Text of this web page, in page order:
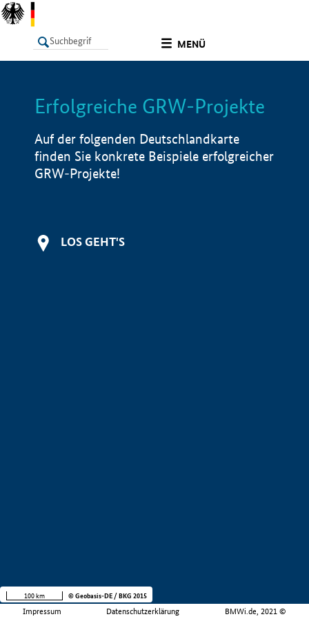
MENÜ
LISTE Info
Erfolgreiche GRW-Projekte
Auf der folgenden Deutschlandkarte
finden Sie konkrete Beispiele erfolgreicher
GRW-Projekte!
LOS GEHT'S
Impressum Datenschutzerklärung BMWi.de, 2021 ©
100 km © Geobasis-DE / BKG 2015